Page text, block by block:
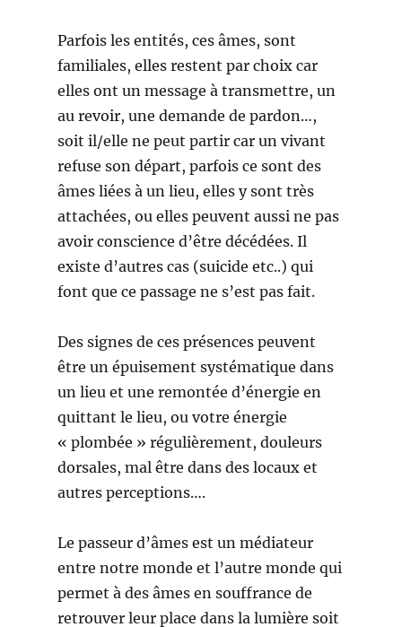
Parfois les entités, ces âmes, sont
familiales, elles restent par choix car
elles ont un message à transmettre, un
au revoir, une demande de pardon…,
soit il/elle ne peut partir car un vivant
refuse son départ, parfois ce sont des
âmes liées à un lieu, elles y sont très
attachées, ou elles peuvent aussi ne pas
avoir conscience d’être décédées. Il
existe d’autres cas (suicide etc..) qui
font que ce passage ne s’est pas fait.
Des signes de ces présences peuvent
être un épuisement systématique dans
un lieu et une remontée d’énergie en
quittant le lieu, ou votre énergie
« plombée » régulièrement, douleurs
dorsales, mal être dans des locaux et
autres perceptions….
Le passeur d’âmes est un médiateur
entre notre monde et l’autre monde qui
permet à des âmes en souffrance de
retrouver leur place dans la lumière soit